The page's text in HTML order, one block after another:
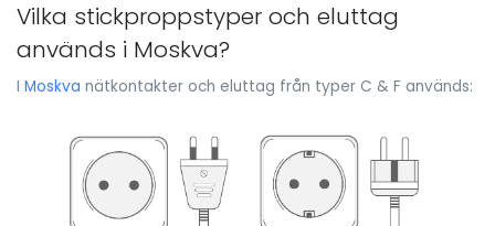
Vilka stickproppstyper och eluttag
används i Moskva?
I Moskva nätkontakter och eluttag från typer C & F används: